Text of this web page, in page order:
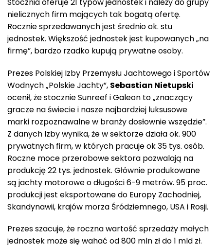
nielicznych firm mających tak bogatą ofertę.
Rocznie sprzedawanych jest średnio ok. stu
jednostek. Większość jednostek jest kupowanych „na
firmę”, bardzo rzadko kupują prywatne osoby.
Prezes Polskiej Izby Przemysłu Jachtowego i Sportów
Wodnych „Polskie Jachty”, Sebastian Nietupski
ocenił, że stocznie Sunreef i Galeon to „znaczący
gracze na świecie i nasze najbardziej luksusowe
marki rozpoznawalne w branży dosłownie wszędzie”.
Z danych Izby wynika, że w sektorze działa ok. 900
prywatnych firm, w których pracuje ok 35 tys. osób.
Roczne moce przerobowe sektora pozwalają na
produkcję 22 tys. jednostek. Głównie produkowane
są jachty motorowe o długości 6-9 metrów. 95 proc.
produkcji jest eksportowane do Europy Zachodniej,
Skandynawii, krajów morza Śródziemnego, USA i Rosji.
Prezes szacuje, że roczna wartość sprzedaży małych
jednostek może się wahać od 800 mln zł do 1 mld zł.